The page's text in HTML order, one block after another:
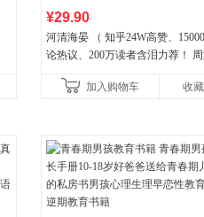
¥29.90
河清海晏 （ 知乎24W高赞、
论热议、200万读者含泪力荐！
守护你！加入购物车 收藏